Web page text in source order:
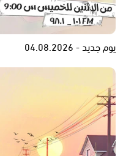
يوم جديد - 04.08.2026